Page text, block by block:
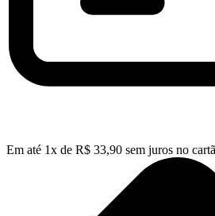
Em até 1x de R$ 33,90 sem juros no